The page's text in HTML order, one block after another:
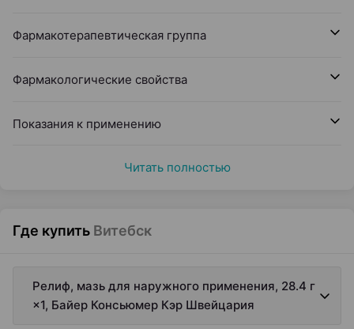
Фармакотерапевтическая группа
Фармакологические свойства
Показания к применению
Читать полностью
Где купить Витебск
Релиф, мазь для наружного применения, 28.4 г
×1, Байер Консьюмер Кэр Швейцария